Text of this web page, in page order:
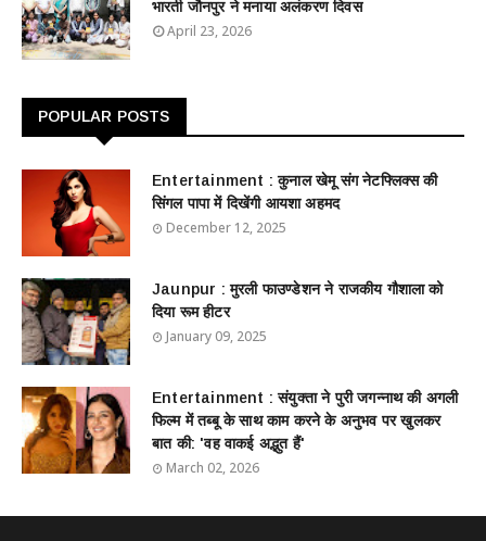
भारती जौनपुर ने मनाया अलंकरण दिवस
April 23, 2026
POPULAR POSTS
Entertainment : ​​​​कुनाल खेमू संग नेटफ्लिक्स की
सिंगल पापा में दिखेंगी आयशा अहमद
December 12, 2025
Jaunpur : ​मुरली फाउण्डेशन ने राजकीय गौशाला को
दिया रूम हीटर
January 09, 2025
Entertainment : ​संयुक्ता ने पुरी जगन्नाथ की अगली
फिल्म में तब्बू के साथ काम करने के अनुभव पर खुलकर
बात की: 'वह वाकई अद्भुत हैं'
March 02, 2026